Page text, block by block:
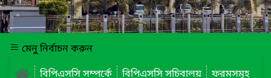
মেনু নির্বাচন করুন
বিপিএসসি সম্পর্কে
বিপিএসসি সচিবালয়
ফরমসমূহ